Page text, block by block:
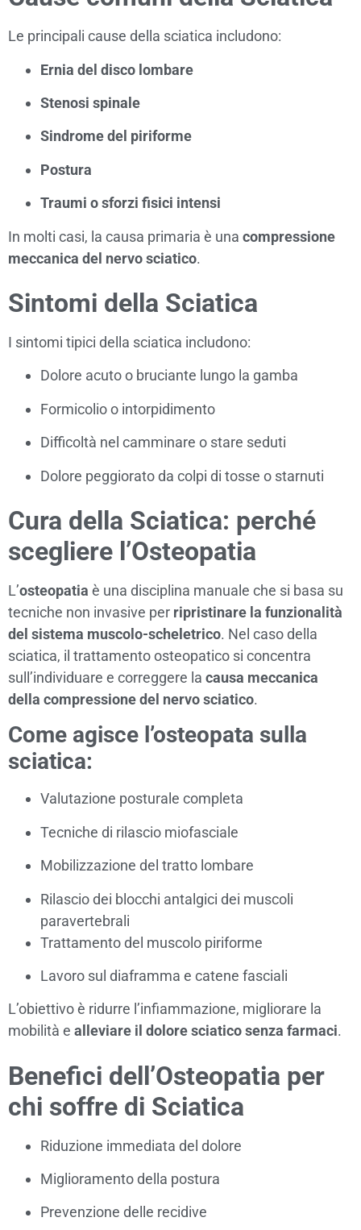
Le principali cause della sciatica includono:
Ernia del disco lombare
Stenosi spinale
Sindrome del piriforme
Postura
Traumi o sforzi fisici intensi
In molti casi, la causa primaria è una compressione
meccanica del nervo sciatico.
Sintomi della Sciatica
I sintomi tipici della sciatica includono:
Dolore acuto o bruciante lungo la gamba
Formicolio o intorpidimento
Difficoltà nel camminare o stare seduti
Dolore peggiorato da colpi di tosse o starnuti
Cura della Sciatica: perché
scegliere l’Osteopatia
L’osteopatia è una disciplina manuale che si basa su
tecniche non invasive per ripristinare la funzionalità
del sistema muscolo-scheletrico. Nel caso della
sciatica, il trattamento osteopatico si concentra
sull’individuare e correggere la causa meccanica
della compressione del nervo sciatico.
Come agisce l’osteopata sulla
sciatica:
Valutazione posturale completa
Tecniche di rilascio miofasciale
Mobilizzazione del tratto lombare
Rilascio dei blocchi antalgici dei muscoli
paravertebrali
Trattamento del muscolo piriforme
Lavoro sul diaframma e catene fasciali
L’obiettivo è ridurre l’infiammazione, migliorare la
mobilità e alleviare il dolore sciatico senza farmaci.
Benefici dell’Osteopatia per
chi soffre di Sciatica
Riduzione immediata del dolore
Miglioramento della postura
Prevenzione delle recidive